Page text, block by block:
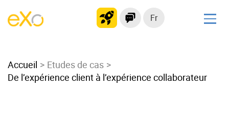
Fr
Intranet moderne
Plateforme collaborative
Accueil
Etudes de cas
De l’expérience client à l’expérience collaborateur